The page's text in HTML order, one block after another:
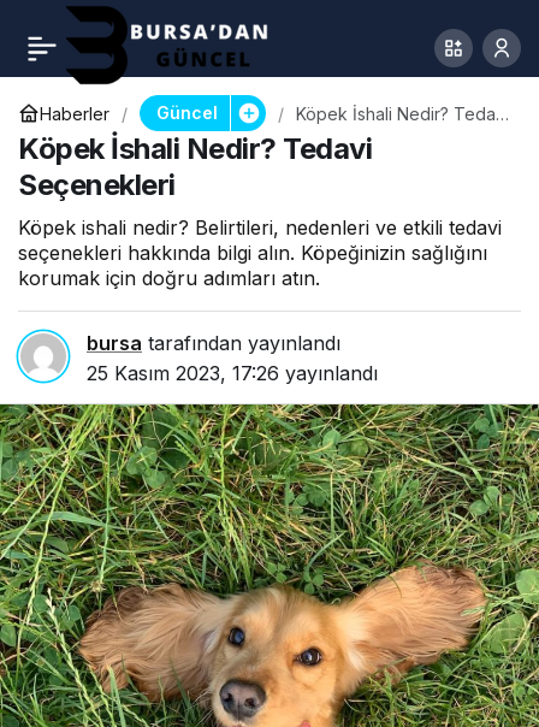
Haberler Güncel
Köpek İshali Nedir? Tedavi
Seçenekleri
Köpek İshali Nedir? Tedavi
Seçenekleri
Köpek ishali nedir? Belirtileri, nedenleri ve etkili tedavi
seçenekleri hakkında bilgi alın. Köpeğinizin sağlığını
korumak için doğru adımları atın.
bursa tarafından yayınlandı
25 Kasım 2023, 17:26 yayınlandı